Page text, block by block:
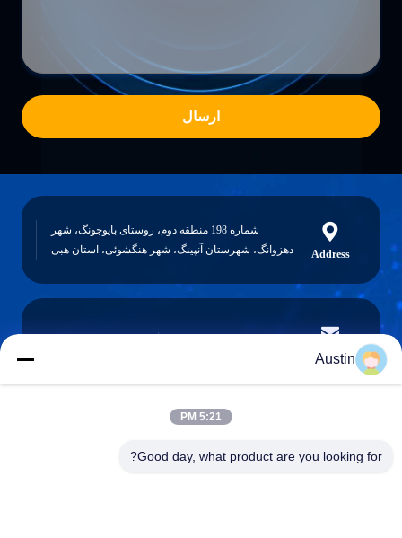
ارسال
Address
شماره 198 منطقه دوم، روستای بایوجونگ، شهر
دهزوانگ، شهرستان آنپینگ، شهر هنگشوئی، استان هبی
E-mail
Phone
Austin
5:21 PM
Good day, what product are you looking for?